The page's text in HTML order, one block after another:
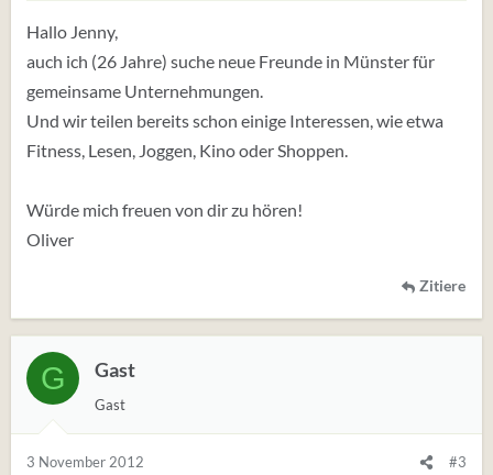
Hallo Jenny,
auch ich (26 Jahre) suche neue Freunde in Münster für
gemeinsame Unternehmungen.
Und wir teilen bereits schon einige Interessen, wie etwa
Fitness, Lesen, Joggen, Kino oder Shoppen.
Würde mich freuen von dir zu hören!
Oliver
Zitiere
G Gast
Gast
3 November 2012 #3